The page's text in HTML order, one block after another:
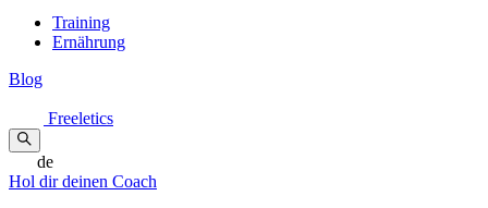
Training
Ernährung
Blog
Freeletics
de
Hol dir deinen Coach